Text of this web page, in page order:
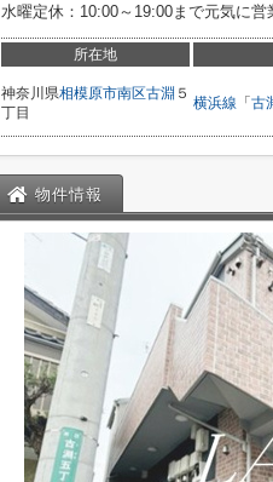
水曜定休：10:00～19:00まで元気に営
所在地
神奈川県相模原市南区古淵 ５
丁目
横浜線 「 古
物件情報